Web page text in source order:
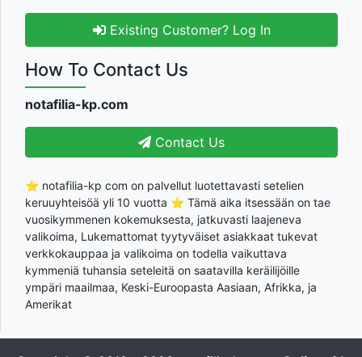
Existing Customer? Log In
How To Contact Us
notafilia-kp.com
Contact Us
⭐ notafilia-kp com on palvellut luotettavasti setelien
keruuyhteisöä yli 10 vuotta ⭐ Tämä aika itsessään on tae
vuosikymmenen kokemuksesta, jatkuvasti laajeneva
valikoima, Lukemattomat tyytyväiset asiakkaat tukevat
verkkokauppaa ja valikoima on todella vaikuttava
kymmeniä tuhansia seteleitä on saatavilla keräilijöille
ympäri maailmaa, Keski-Euroopasta Aasiaan, Afrikka, ja
Amerikat